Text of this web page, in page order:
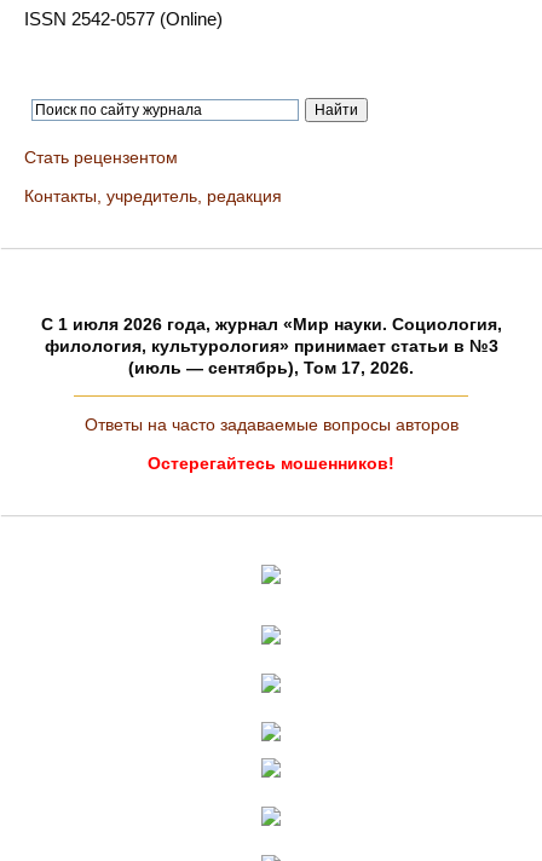
ISSN 2542-0577 (Online)
Стать рецензентом
Контакты, учредитель, редакция
C 1 июля 2026 года, журнал «Мир науки. Социология,
филология, культурология» принимает статьи в №3
(июль — сентябрь), Том 17, 2026.
Ответы на часто задаваемые вопросы авторов
Остерегайтесь мошенников!